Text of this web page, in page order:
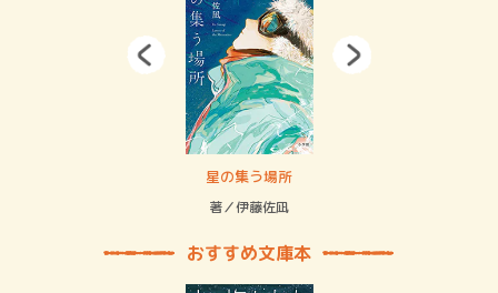
星の集う場所
著／伊藤佐凪
おすすめ文庫本